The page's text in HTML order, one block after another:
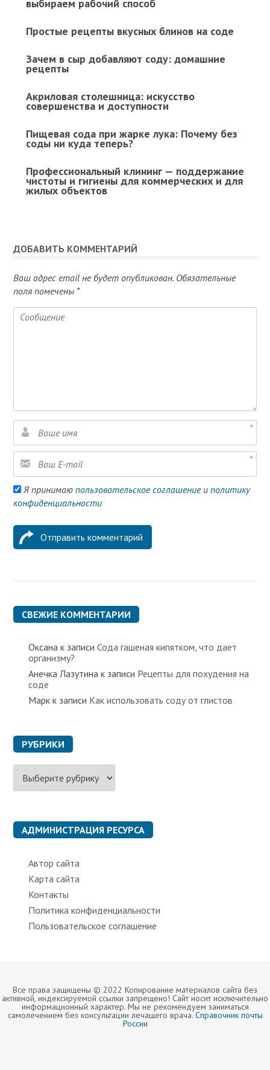
выбираем рабочий способ
Простые рецепты вкусных блинов на соде
Зачем в сыр добавляют соду: домашние
рецепты
Акриловая столешница: искусство
совершенства и доступности
Пищевая сода при жарке лука: Почему без
соды ни куда теперь?
Профессиональный клининг — поддержание
чистоты и гигиены для коммерческих и для
жилых объектов
ДОБАВИТЬ КОММЕНТАРИЙ
Ваш адрес email не будет опубликован. Обязательные
поля помечены *
Я принимаюпользовательское соглашениеиполитику
конфиденциальности
СВЕЖИЕ КОММЕНТАРИИ
Оксана к записиСода гашеная кипятком, что дает
организму?
Анечка Лазутина к записи Рецепты для похудения на
соде
Марк к записи Как использовать соду от глистов
РУБРИКИ
б
к
и АДМИНИСТРАЦИЯ РЕСУРСА
Автор сайта
Карта сайта
Контакты
Политика конфиденциальности
Пользовательское соглашение
Все права защищены © 2022 Копирование материалов сайта без
активной, индексируемой ссылки запрещено! Сайт носит исключительно
информационный характер. Мы не рекомендуем заниматься
самолечением без консультации лечащего врача.Справочник почты
России